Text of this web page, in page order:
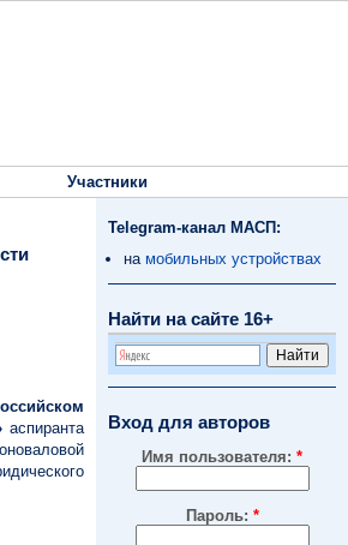
Участники
аспиранта
Telegram-канал МАСП:
на мобильных устройствах
Найти на сайте 16+
Вход для авторов
Имя пользователя: *
Пароль: *